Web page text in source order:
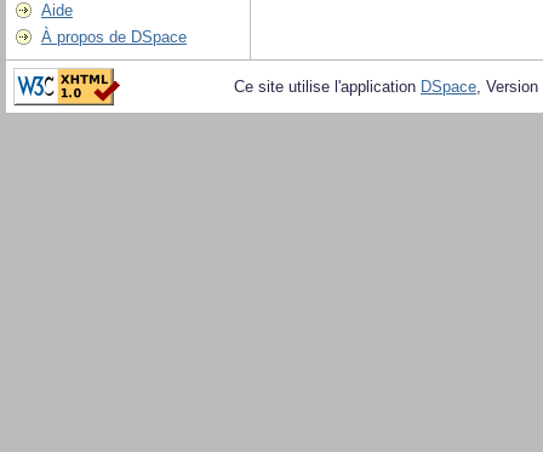
Aide
À propos de DSpace
Ce site utilise l'application DSpace,